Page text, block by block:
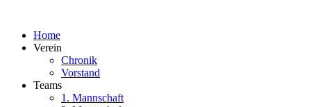
Home
Verein
Chronik
Vorstand
Teams
1. Mannschaft